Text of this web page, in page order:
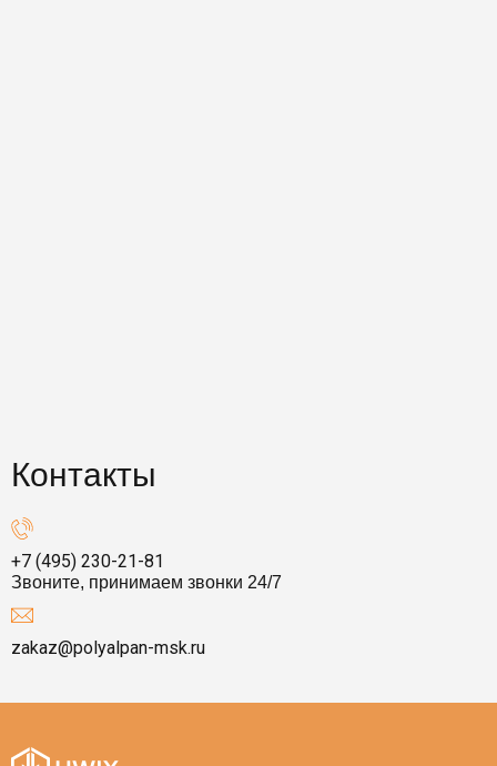
Контакты
+7 (495) 230-21-81
Звоните, принимаем звонки 24/7
zakaz@polyalpan-msk.ru